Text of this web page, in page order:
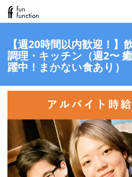
【週20時間以内歓迎！】
調理・キッチン（週2〜
躍中！まかない食あり）